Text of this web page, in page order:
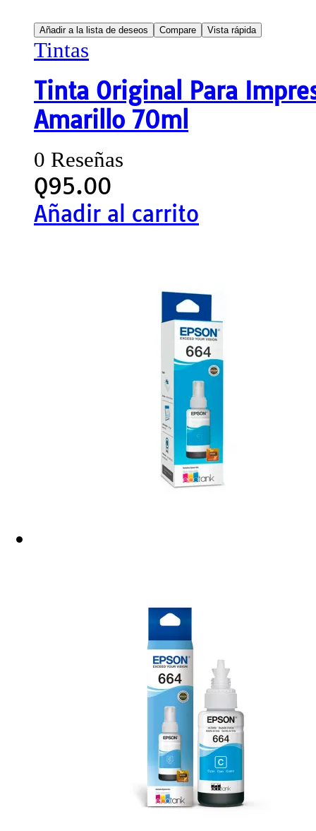
Añadir a la lista de deseos Compare Vista rápida
Tintas
Tinta Original Para
Amarillo 70ml
0 Reseñas
Q95.00
Añadir al carrito